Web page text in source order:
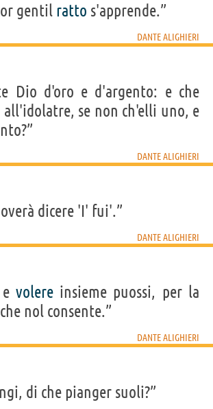
gentil ratto s'apprende.”
DANTE ALIGHIERI
Dio d'oro e d'argento: e che
se non ch'elli uno, e
DANTE ALIGHIERI
dicere 'I' fui'.”
DANTE ALIGHIERI
volereinsieme puossi, per la
nol consente.”
DANTE ALIGHIERI
di che pianger suoli?”